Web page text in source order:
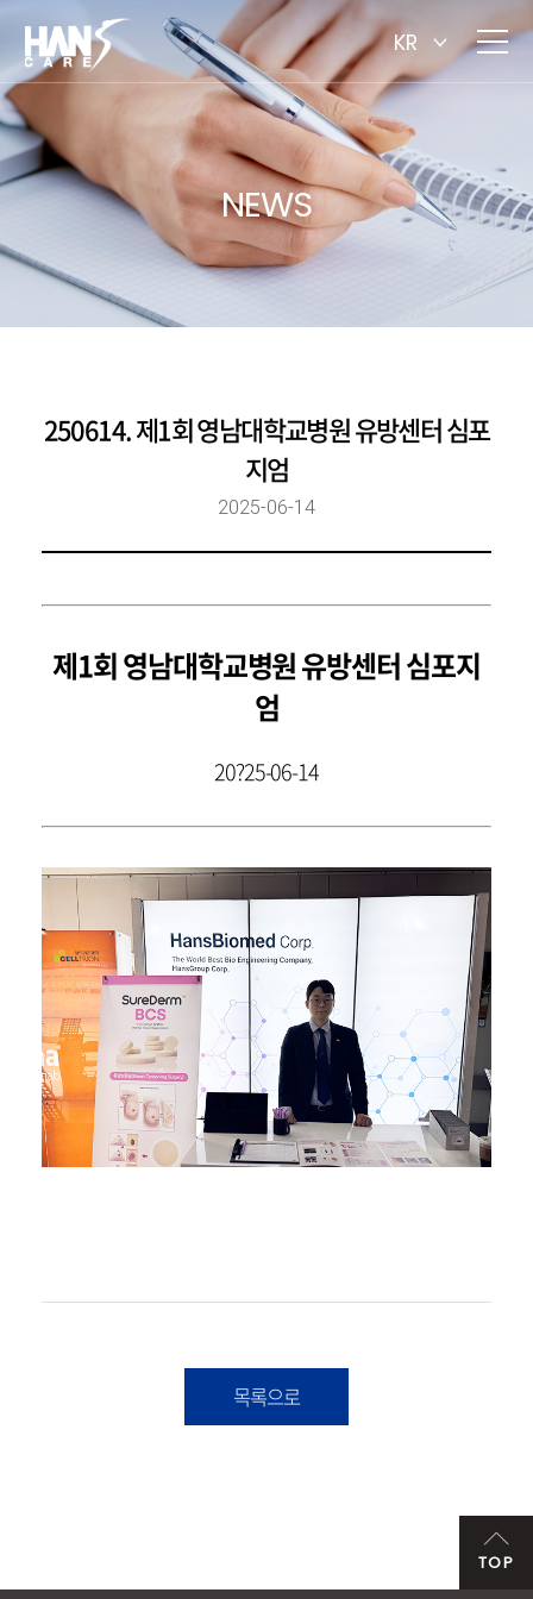
KR
NEWS
250614. 제1회 영남대학교병원 유방센터 심포
지엄
2025-06-14
제1회 영남대학교병원 유방센터 심포지
엄
20?25-06-14
목록으로
TOP